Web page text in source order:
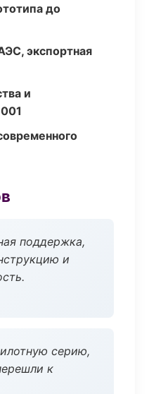
до
экспортная
и
поддержка,
и
серию,
к